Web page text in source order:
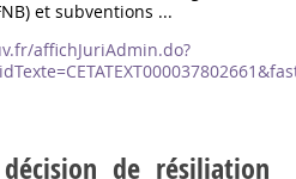
et subventions ...
affichJuriAdmin.do?
de résiliation